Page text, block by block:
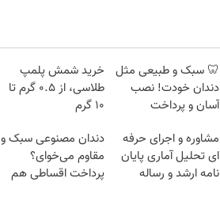
🦷 سبک و طبیعی مثل
دندان خودت! نصب
آسان و پرداخت
خرید شمش پلمپ
طلاسی، از ۰.۵ گرم تا
۱۰ گرم
مشاوره و اجرای حرفه
ای تحلیل آماری پایان
نامه ارشد و رساله
دندان مصنوعی سبک و
مقاوم می‌خوای؟
پرداخت اقساطی هم